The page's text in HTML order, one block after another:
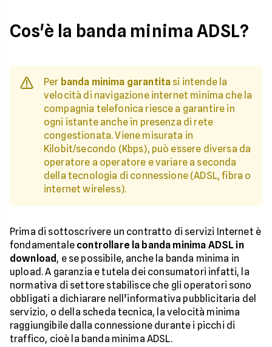
Cos'è la banda minima ADSL?
Per banda minima garantita si intende la
velocità di navigazione internet minima che la
compagnia telefonica riesce a garantire in
ogni istante anche in presenza di rete
congestionata. Viene misurata in
Kilobit/secondo (Kbps), può essere diversa da
operatore a operatore e variare a seconda
della tecnologia di connessione (ADSL, fibra o
internet wireless).
Prima di sottoscrivere un contratto di servizi Internet è
fondamentale controllare la banda minima ADSL in
download , e se possibile, anche la banda minima in
upload. A garanzia e tutela dei consumatori infatti, la
normativa di settore stabilisce che gli operatori sono
obbligati a dichiarare nell’informativa pubblicitaria del
servizio, o della scheda tecnica, la velocità minima
raggiungibile dalla connessione durante i picchi di
traffico, cioè la banda minima ADSL.